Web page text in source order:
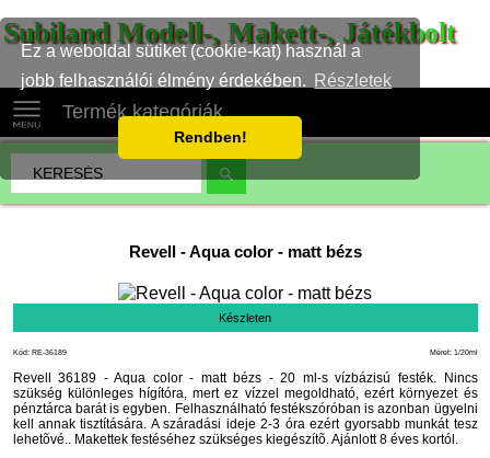
Ez a weboldal sütiket (cookie-kat) használ a
jobb felhasználói élmény érdekében.
Részletek
Rendben!
Subiland Modell-, Makett-, Játékbolt
Termék kategóriák
Revell -Aqua color - matt bézs
Készleten
Méret: 1/20ml
Kód: RE-36189
Revell 36189 - Aqua color - matt bézs - 20 ml-s vízbázisú festék. Nincs
szükség különleges hígítóra, mert ez vízzel megoldható, ezért környezet és
pénztárca barát is egyben. Felhasználható festékszóróban is azonban ügyelni
kell annak tisztítására. A száradási ideje 2-3 óra ezért gyorsabb munkát tesz
lehetõvé.. Makettek festéséhez szükséges kiegészítõ. Ajánlott 8 éves kortól.